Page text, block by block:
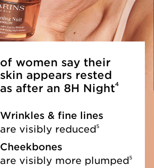
of women say their
skin appears rested
as after an 8H Night4
Wrinkles & fine lines
are visibly reduced5
Cheekbones
are visibly more plumped5